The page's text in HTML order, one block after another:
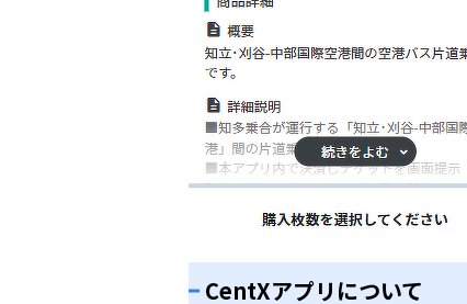
CentXアプリについて